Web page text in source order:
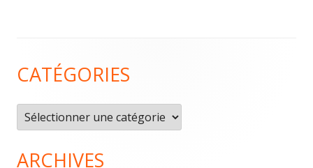
du
pied
de
page
CATÉGORIES
Catégories
ARCHIVES